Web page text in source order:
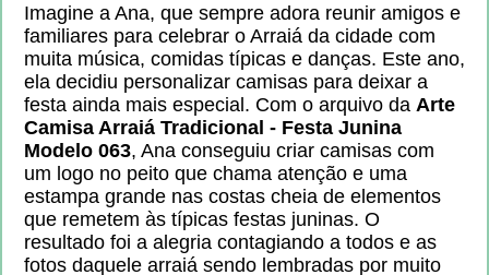
Imagine a Ana, que sempre adora reunir amigos e
familiares para celebrar o Arraiá da cidade com
muita música, comidas típicas e danças. Este ano,
ela decidiu personalizar camisas para deixar a
festa ainda mais especial. Com o arquivo da Arte
Camisa Arraiá Tradicional - Festa Junina
Modelo 063, Ana conseguiu criar camisas com
um logo no peito que chama atenção e uma
estampa grande nas costas cheia de elementos
que remetem às típicas festas juninas. O
resultado foi a alegria contagiando a todos e as
fotos daquele arraiá sendo lembradas por muito